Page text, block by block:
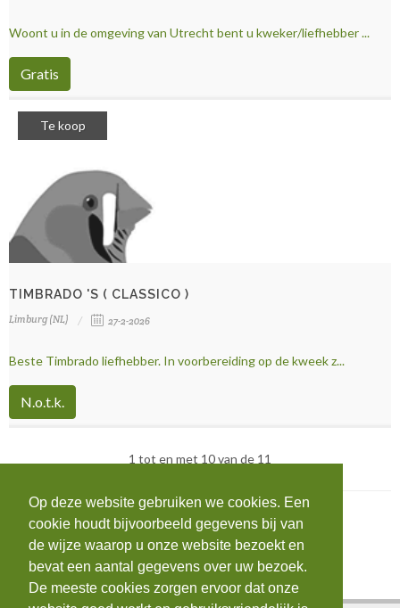
Op deze website gebruiken we cookies. Een
cookie houdt bijvoorbeeld gegevens bij van
de wijze waarop u onze website bezoekt en
bevat een aantal gegevens over uw bezoek.
De meeste cookies zorgen ervoor dat onze
Woont u in de omgeving van Utrecht bent u kweker/liefhebber ...
Gratis
Te koop
TIMBRADO 'S ( CLASSICO )
Limburg (NL) 27-2-2026
Beste Timbrado liefhebber. In voorbereiding op de kweek z...
N.o.t.k.
1 tot en met 10 van de 11